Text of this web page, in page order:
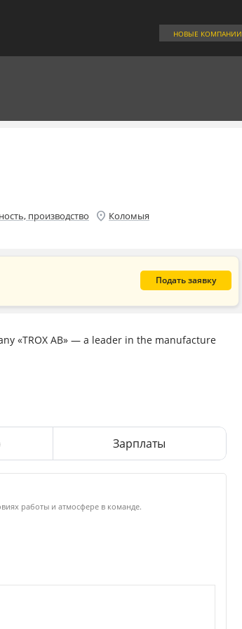
НОВЫЕ КОМПАНИИ
производство location_on Коломыя
Подать заявку
«TROX AB» — a leader in the manufacture
Зарплаты
работы и атмосфере в команде.